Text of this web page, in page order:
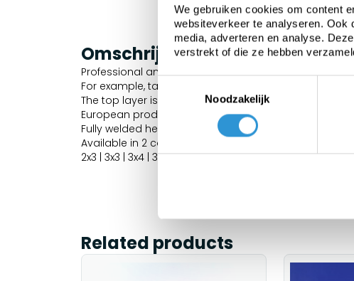
We gebruiken cookies om content
websiteverkeer te analyseren. Ook
media, adverteren en analyse.
verstrekt of die ze hebben
Toestemmingsselectie
Noodzakelijk
Omschrijving
Professional and waterproof tarp suitable for
For example, tarp for machines, boats, trailers or logs.
The top layer is high gloss finished for better cleaning
European product therefore REACH compliant.
Fully welded hem and stainless steel eyelets inner
Available in 2 colors, delivery time around 1 week:
2x3 | 3x3 | 3x4 | 3x5 | 3x6 | 4x5 | 4x6 | 5x6 | 5x7 | 5x8 | 6x6 |
Related products